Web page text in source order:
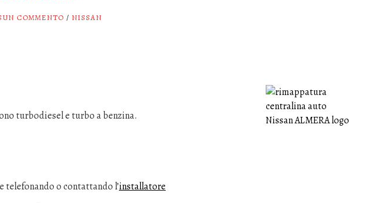
COMMENTO / NISSAN
turbodiesel e turbo a benzina.
telefonando o contattando l’installatore